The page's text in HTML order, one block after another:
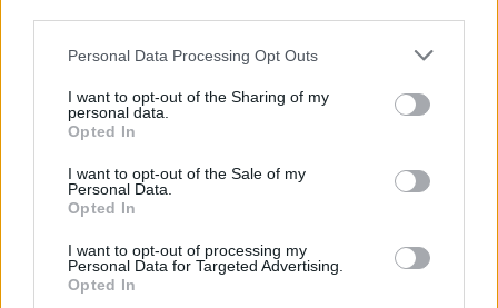
Please note that this website/app uses one or more Google
not limited to your visit or usage behaviour. You may click to
grant or deny consent to Google and its third-party tags to
use your data for below specified purposes in below Google
consent section.
Personal Data Processing Opt Outs
I want to opt-out of the Sharing of my
personal data.
Opted In
I want to opt-out of the Sale of my
Personal Data.
Opted In
I want to opt-out of processing my
Personal Data for Targeted Advertising.
Opted In
pertencentes ao nó PagoPA, por débito direto na conta
(SDD) ou nas agências da Ader. É possível quitar a parcela
dívida restante.
Declínio
pagar um determinado número de parcelas, que varia de
acordo com a legislação em vigor. Em caso de confisco, a